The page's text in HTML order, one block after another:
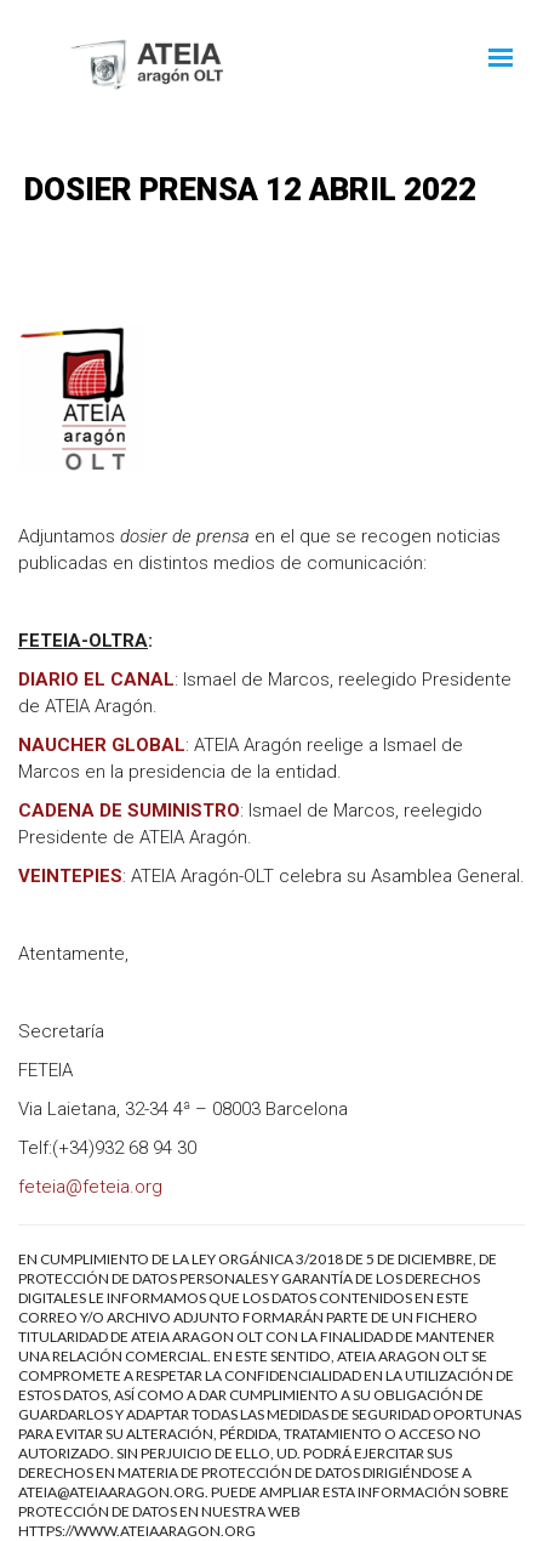
DOSIER PRENSA 12 ABRIL 2022
Adjuntamos dosier de prensa en el que se recogen noticias
publicadas en distintos medios de comunicación:
FETEIA-OLTRA:
DIARIO EL CANAL: Ismael de Marcos, reelegido Presidente
de ATEIA Aragón.
NAUCHER GLOBAL: ATEIA Aragón reelige a Ismael de
Marcos en la presidencia de la entidad.
CADENA DE SUMINISTRO: Ismael de Marcos, reelegido
Presidente de ATEIA Aragón.
VEINTEPIES: ATEIA Aragón-OLT celebra su Asamblea General.
Atentamente,
Secretaría
FETEIA
Via Laietana, 32-34 4ª – 08003 Barcelona
Telf:(+34)932 68 94 30
feteia@feteia.org
EN CUMPLIMIENTO DE LA LEY ORGÁNICA 3/2018 DE 5 DE DICIEMBRE, DE
PROTECCIÓN DE DATOS PERSONALES Y GARANTÍA DE LOS DERECHOS
DIGITALES LE INFORMAMOS QUE LOS DATOS CONTENIDOS EN ESTE
CORREO Y/O ARCHIVO ADJUNTO FORMARÁN PARTE DE UN FICHERO
TITULARIDAD DE ATEIA ARAGON OLT CON LA FINALIDAD DE MANTENER
UNA RELACIÓN COMERCIAL. EN ESTE SENTIDO, ATEIA ARAGON OLT SE
COMPROMETE A RESPETAR LA CONFIDENCIALIDAD EN LA UTILIZACIÓN DE
ESTOS DATOS, ASÍ COMO A DAR CUMPLIMIENTO A SU OBLIGACIÓN DE
GUARDARLOS Y ADAPTAR TODAS LAS MEDIDAS DE SEGURIDAD OPORTUNAS
PARA EVITAR SU ALTERACIÓN, PÉRDIDA, TRATAMIENTO O ACCESO NO
AUTORIZADO. SIN PERJUICIO DE ELLO, UD. PODRÁ EJERCITAR SUS
DERECHOS EN MATERIA DE PROTECCIÓN DE DATOS DIRIGIÉNDOSE A
ATEIA@ATEIAARAGON.ORG. PUEDE AMPLIAR ESTA INFORMACIÓN SOBRE
PROTECCIÓN DE DATOS EN NUESTRA WEB
HTTPS://WWW.ATEIAARAGON.ORG